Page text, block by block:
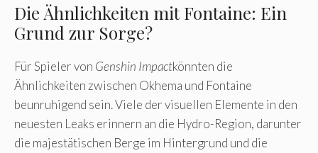
Die Ähnlichkeiten mit Fontaine: Ein
Grund zur Sorge?
Für Spieler von Genshin Impactkönnten die
Ähnlichkeiten zwischen Okhema und Fontaine
beunruhigend sein. Viele der visuellen Elemente in den
neuesten Leaks erinnern an die Hydro-Region, darunter
die majestätischen Berge im Hintergrund und die